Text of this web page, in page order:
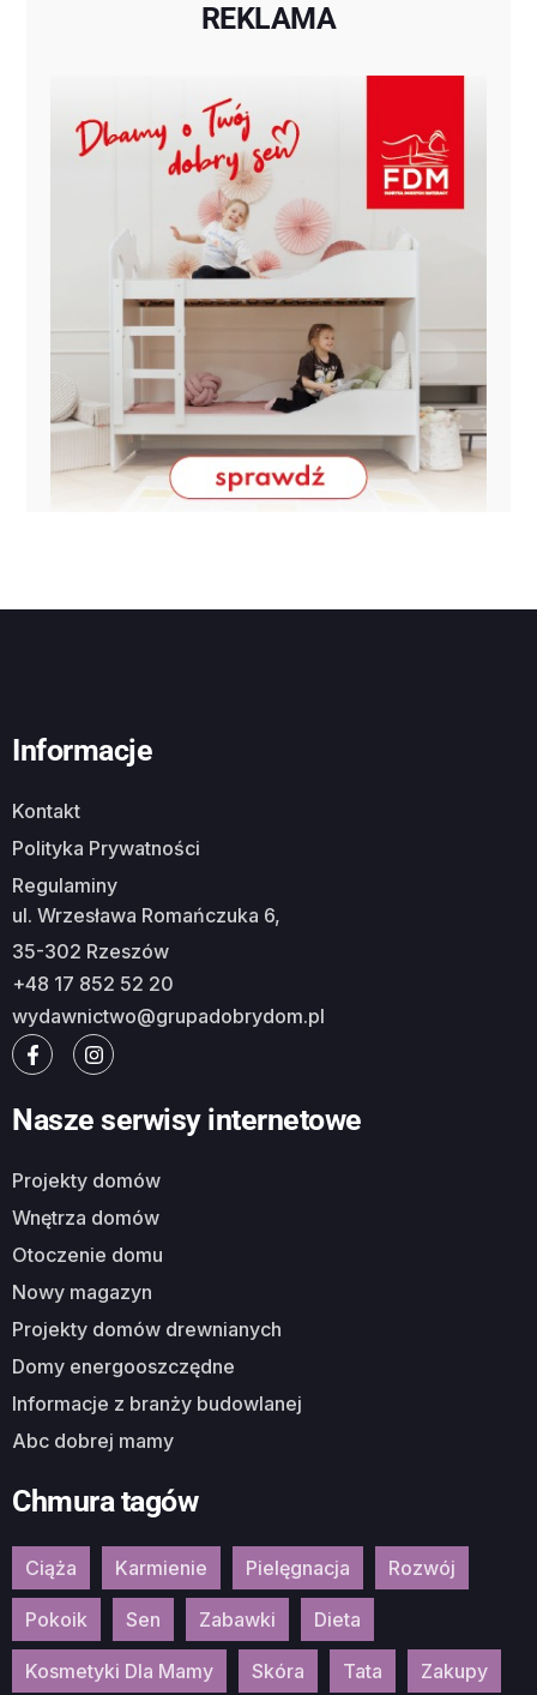
REKLAMA
Informacje
Kontakt
Polityka Prywatności
Regulaminy
ul. Wrzesława Romańczuka 6,
35-302 Rzeszów
+48 17 852 52 20
wydawnictwo@grupadobrydom.pl
Nasze serwisy internetowe
Projekty domów
Wnętrza domów
Otoczenie domu
Nowy magazyn
Projekty domów drewnianych
Domy energooszczędne
Informacje z branży budowlanej
Abc dobrej mamy
Chmura tagów
Ciąża Karmienie Pielęgnacja Rozwój
Pokoik Sen Zabawki Dieta
Kosmetyki Dla Mamy Skóra Tata Zakupy